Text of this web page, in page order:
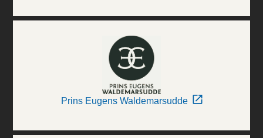
Prins Eugens Waldemarsudde